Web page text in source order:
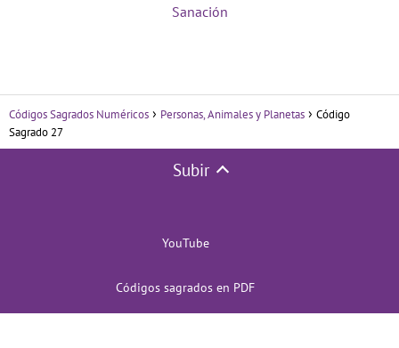
Sanación
Códigos Sagrados Numéricos Personas, Animales y Planetas
Código
Sagrado 27
Subir
YouTube
Códigos sagrados en PDF